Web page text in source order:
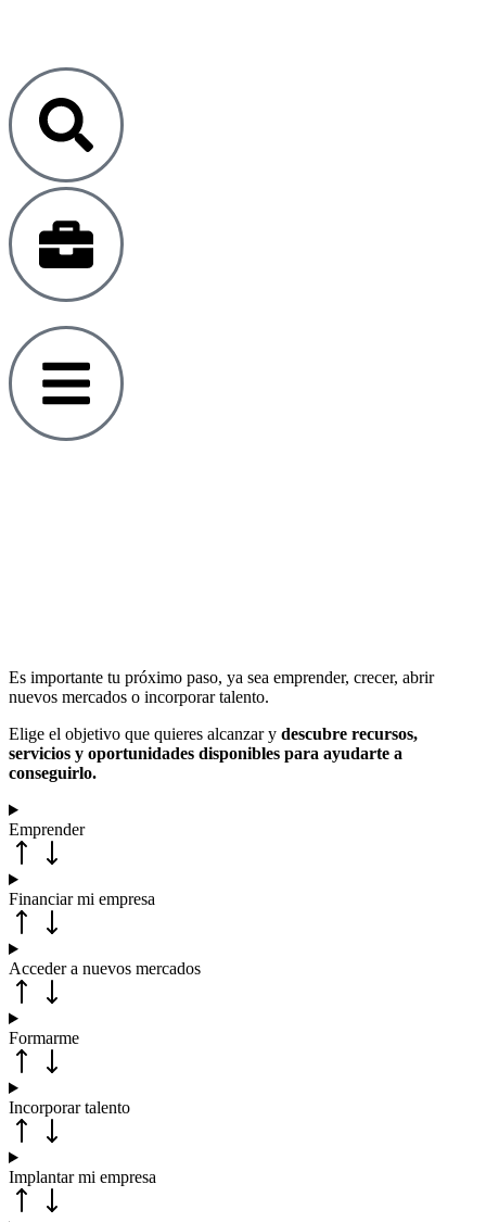
Es importante tu próximo paso, ya sea emprender, crecer, abrir
nuevos mercados o incorporar talento.
Elige el objetivo que quieres alcanzar y descubre recursos,
servicios y oportunidades disponibles para ayudarte a
conseguirlo.
Emprender
Financiar mi empresa
Acceder a nuevos mercados
Formarme
Incorporar talento
Implantar mi empresa